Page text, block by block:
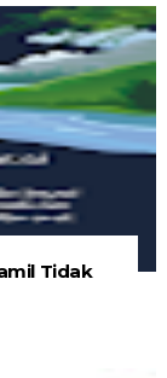
Tidak